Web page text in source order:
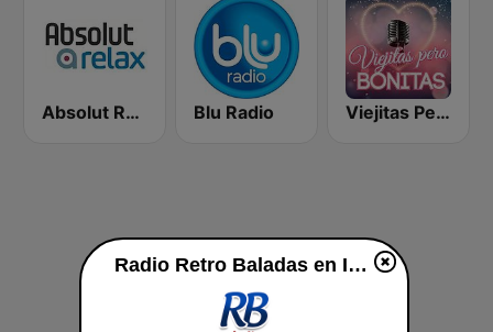
Absolut Relax Blu Radio Viejitas Pero Bonitas
Radio Retro Baladas en Inglés live